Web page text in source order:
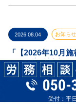
2026.08.04 お知ら
「【2026年10月
すべき実務対応！
050-
受付：平